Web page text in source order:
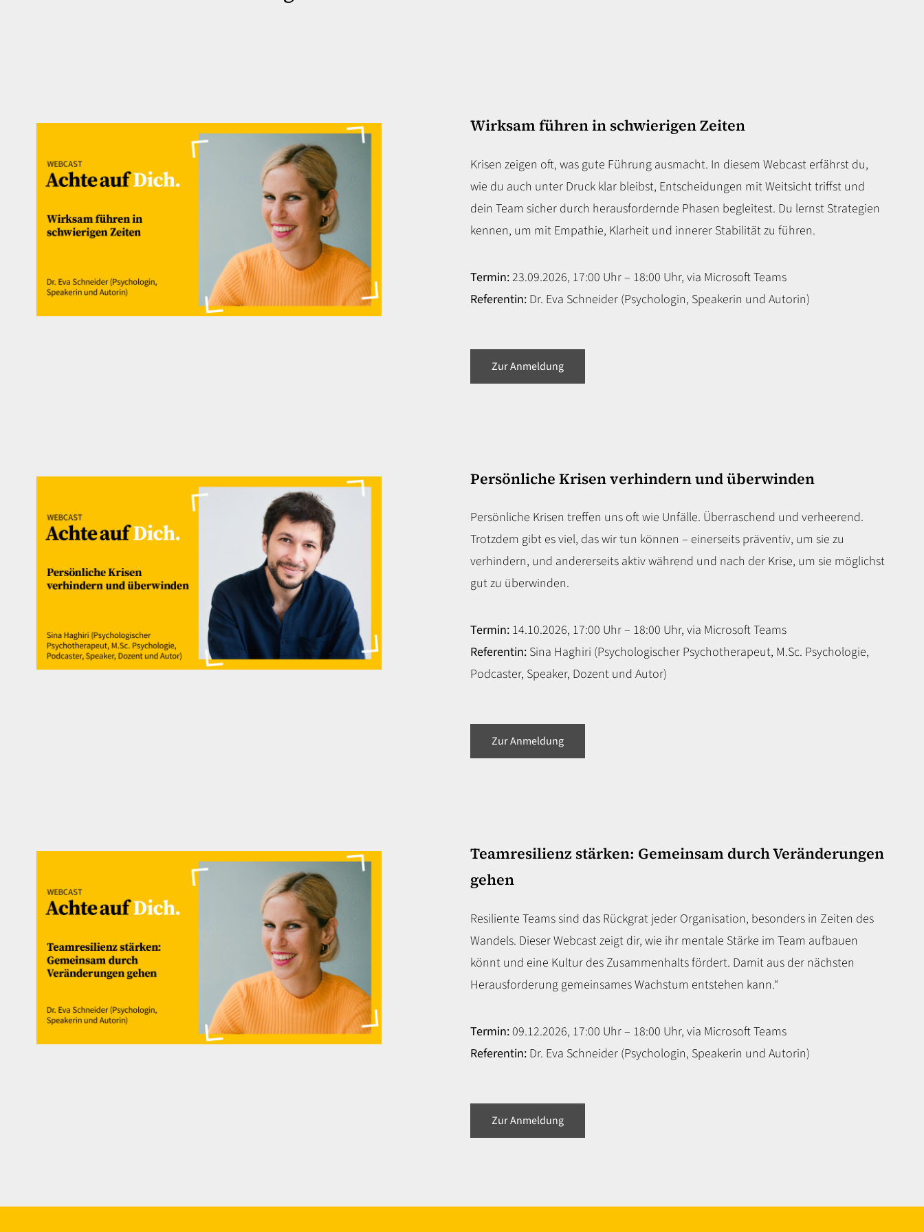
Wirksam führen in schwierigen Zeiten
Krisen zeigen oft, was gute Führung ausmacht. In diesem Webcast erfährst du,
wie du auch unter Druck klar bleibst, Entscheidungen mit Weitsicht triffst und
dein Team sicher durch herausfordernde Phasen begleitest. Du lernst Strategien
kennen, um mit Empathie, Klarheit und innerer Stabilität zu führen.
Termin:23.09.2026, 17:00 Uhr – 18:00 Uhr, via Microsoft Teams
Referentin: Dr. Eva Schneider (Psychologin, Speakerin und Autorin)
Zur Anmeldung
Persönliche Krisen verhindern und überwinden
Persönliche Krisen treffen uns oft wie Unfälle. Überraschend und verheerend.
Trotzdem gibt es viel, das wir tun können – einerseits präventiv, um sie zu
verhindern, und andererseits aktiv während und nach der Krise, um sie möglichst
gut zu überwinden.
Termin: 14.10.2026, 17:00 Uhr – 18:00 Uhr, via Microsoft Teams
Referentin: Sina Haghiri (Psychologischer Psychotherapeut, M.Sc. Psychologie,
Podcaster, Speaker, Dozent und Autor)
Zur Anmeldung
Teamresilienz stärken: Gemeinsam durch Veränderungen
gehen
Resiliente Teams sind das Rückgrat jeder Organisation, besonders in Zeiten des
Wandels. Dieser Webcast zeigt dir, wie ihr mentale Stärke im Team aufbauen
könnt und eine Kultur des Zusammenhalts fördert. Damit aus der nächsten
Herausforderung gemeinsames Wachstum entstehen kann.“
Termin:09.12.2026, 17:00 Uhr – 18:00 Uhr, via Microsoft Teams
Referentin: Dr. Eva Schneider (Psychologin, Speakerin und Autorin)
Zur Anmeldung